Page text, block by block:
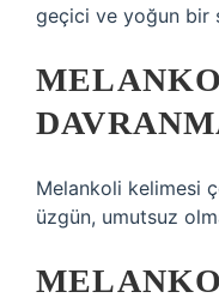
geçici ve yoğun bir
Melankoli kelimesi
üzgün, umutsuz